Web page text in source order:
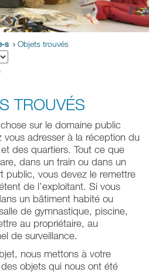
s Objets trouvés
TROUVÉS
sur le domaine public
vous adresser à la réception du
des quartiers. Tout ce que
dans un train ou dans un
public, vous devez le remettre
de l’exploitant. Si vous
un bâtiment habité ou
de gymnastique, piscine,
au propriétaire, au
de surveillance.
nous mettons à votre
objets qui nous ont été